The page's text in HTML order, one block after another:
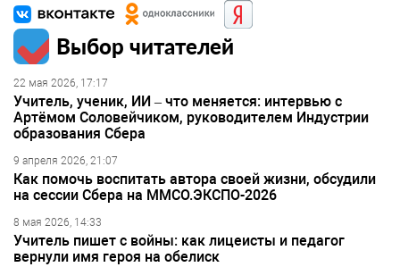
Выбор читателей
22 мая 2026, 17:17
Учитель, ученик, ИИ – что меняется: интервью с
Артёмом Соловейчиком, руководителем Индустрии
образования Сбера
9 апреля 2026, 21:07
Как помочь воспитать автора своей жизни, обсудили
на сессии Сбера на ММСО.ЭКСПО-2026
8 мая 2026, 14:33
Учитель пишет с войны: как лицеисты и педагог
вернули имя героя на обелиск